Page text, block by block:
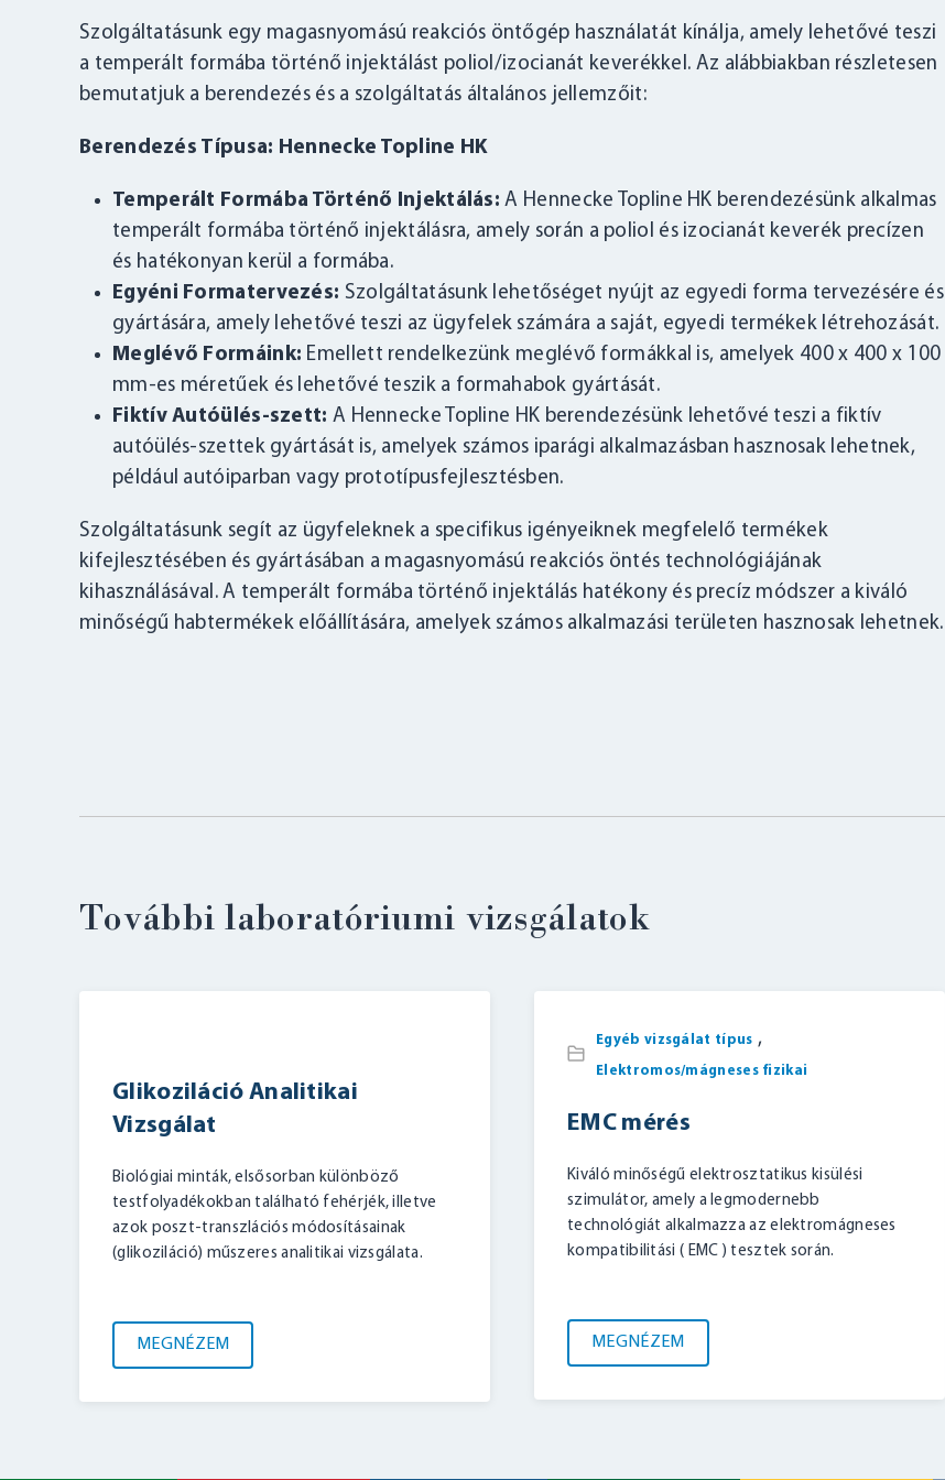
BELÉPÉS
Szolgáltatásunk egy magasnyomású reakciós öntőgép használatát kínálja, amely lehetővé teszi
a temperált formába történő injektálást poliol/izocianát keverékkel. Az alábbiakban részletesen
bemutatjuk a berendezés és a szolgáltatás általános jellemzőit:
Berendezés Típusa: Hennecke Topline HK
Temperált Formába Történő Injektálás: A Hennecke Topline HK berendezésünk alkalmas
temperált formába történő injektálásra, amely során a poliol és izocianát keverék precízen
és hatékonyan kerül a formába.
Egyéni Formatervezés: Szolgáltatásunk lehetőséget nyújt az egyedi forma tervezésére és
gyártására, amely lehetővé teszi az ügyfelek számára a saját, egyedi termékek létrehozását.
Meglévő Formáink: Emellett rendelkezünk meglévő formákkal is, amelyek 400 x 400 x 100
mm-es méretűek és lehetővé teszik a formahabok gyártását.
Fiktív Autóülés-szett: A Hennecke Topline HK berendezésünk lehetővé teszi a fiktív
autóülés-szettek gyártását is, amelyek számos iparági alkalmazásban hasznosak lehetnek,
például autóiparban vagy prototípusfejlesztésben.
Szolgáltatásunk segít az ügyfeleknek a specifikus igényeiknek megfelelő termékek
kifejlesztésében és gyártásában a magasnyomású reakciós öntés technológiájának
kihasználásával. A temperált formába történő injektálás hatékony és precíz módszer a kiváló
minőségű habtermékek előállítására, amelyek számos alkalmazási területen hasznosak lehetnek.
További laboratóriumi vizsgálatok
Glikoziláció Analitikai
Vizsgálat
Biológiai minták, elsősorban különböző
testfolyadékokban található fehérjék, illetve
azok poszt-transzlációs módosításainak
(glikoziláció) műszeres analitikai vizsgálata.
MEGNÉZEM
Egyéb vizsgálat típus ,
Elektromos/mágneses fizikai
EMC mérés
Kiváló minőségű elektrosztatikus kisülési
szimulátor, amely a legmodernebb
technológiát alkalmazza az elektromágneses
kompatibilitási ( EMC ) tesztek során.
MEGNÉZEM